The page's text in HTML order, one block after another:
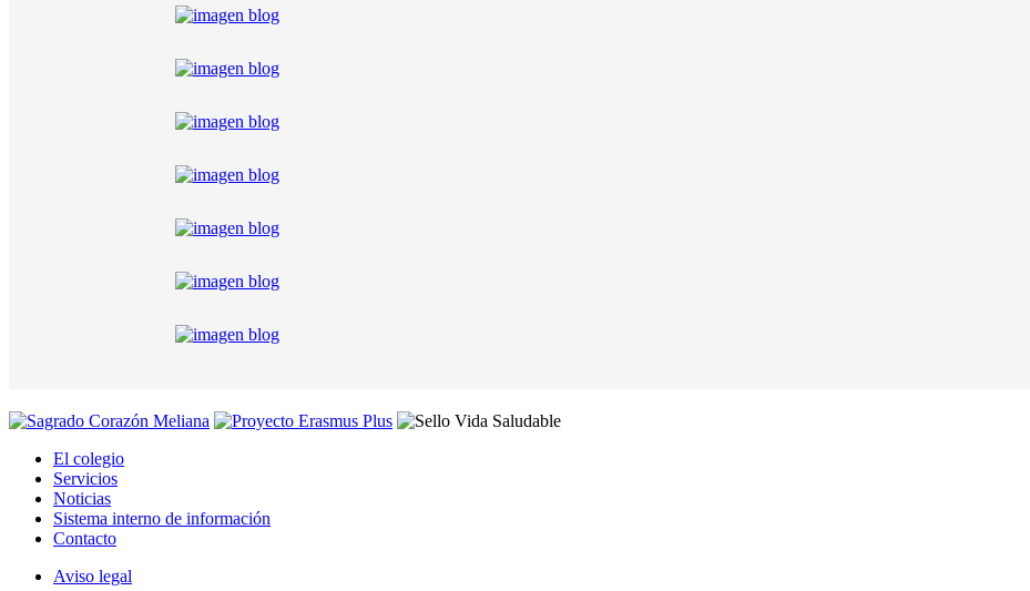
El colegio
Servicios
Noticias
Sistema interno de información
Contacto
Aviso legal